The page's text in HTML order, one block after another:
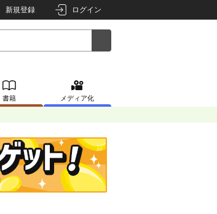
新規登録 ログイン
書籍 メディア化